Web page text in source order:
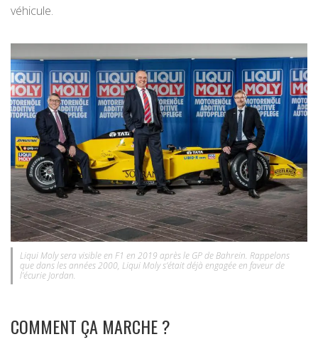
véhicule.
Liqui Moly sera visible en F1 en 2019 après le GP de Bahrein. Rappelons
que dans les années 2000, Liqui Moly s’était déjà engagée en faveur de
l’écurie Jordan.
COMMENT ÇA MARCHE ?